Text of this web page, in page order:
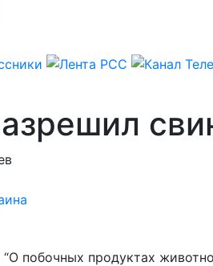
побочных продуктах